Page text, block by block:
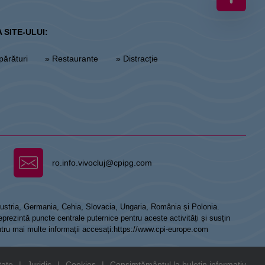
SITE-ULUI:
» Restaurante » Distracție
ro.info.vivocluj@cpipg.com
Germania, Cehia, Slovacia, Ungaria, România și Polonia.
puncte centrale puternice pentru aceste activități și susțin
mai multe informații accesați: https://www.cpi-europe.com